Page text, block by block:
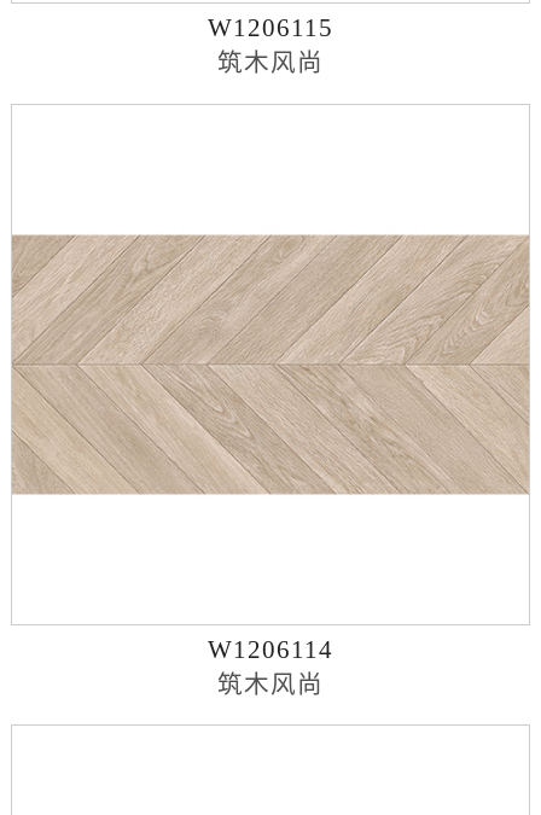
W1206115
筑木风尚
W1206114
筑木风尚